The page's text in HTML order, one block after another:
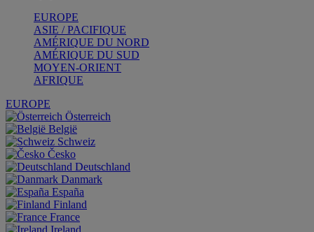
EUROPE
ASIE / PACIFIQUE
AMÉRIQUE DU NORD
AMÉRIQUE DU SUD
MOYEN-ORIENT
AFRIQUE
EUROPE
Österreich
België
Schweiz
Česko
Deutschland
Danmark
España
Finland
France
Ireland